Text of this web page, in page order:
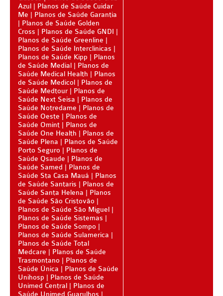
PLANO DE SAÚDE BIOVIDA
PLANO DE SAÚDE BLUEMED
PLANO DE SAÚDE BRADESCO
PLANO DE SAÚDE CAIXA
PLANO DE SAÚDE CLASSES AACL
PLANO DE SAÚDE CUIDAR ME
PLANO DE SAÚDE DIX
PLANO DE SAÚDE GARANTIA GS SAÚDE
PLANO DE SAÚDE GARANTIA ADVENTISTA
PLANO DE SAÚDE GOLDEN CARE
PLANO DE SAÚDE GOLDEN CROSS
PLANO DE SAÚDE GNDI
PLANO DE SAÚDE KIPP
PLANO DE SAÚDE INTERMÉDICA
PLANO DE SAÚDE GREENLINE
PLANO DE SAÚDE LINCX
Azul
Planos de Saúde Cuidar
Me
Planos de Saúde Garantia
Planos de Saúde Golden
Cross
Planos de Saúde GNDI
Planos de Saúde Greenline
Planos de Saúde Interclinicas
Planos de Saúde Kipp
Planos
de Saúde Medial
Planos de
Saúde Medical Health
Planos
de Saúde Medicol
Planos de
Saúde Medtour
Planos de
Saúde Next Seisa
Planos de
Saúde Notredame
Planos de
Saúde Oeste
Planos de
Saúde Omint
Planos de
Saúde One Health
Planos de
Saúde Plena
Planos de Saúde
Porto Seguro
Planos de
Saúde Qsaude
Planos de
Saúde Samed
Planos de
Saúde Sta Casa Mauá
Planos
de Saúde Santaris
Planos de
Saúde Santa Helena
Planos
de Saúde São Cristovão
Planos de Saúde São Miguel
Planos de Saúde Sistemas
Planos de Saúde Sompo
Planos de Saúde Sulamerica
Planos de Saúde Total
Medcare
Planos de Saúde
Trasmontano
Planos de
Saúde Única
Planos de Saúde
Unihosp
Planos de Saúde
Unimed Central
Planos de